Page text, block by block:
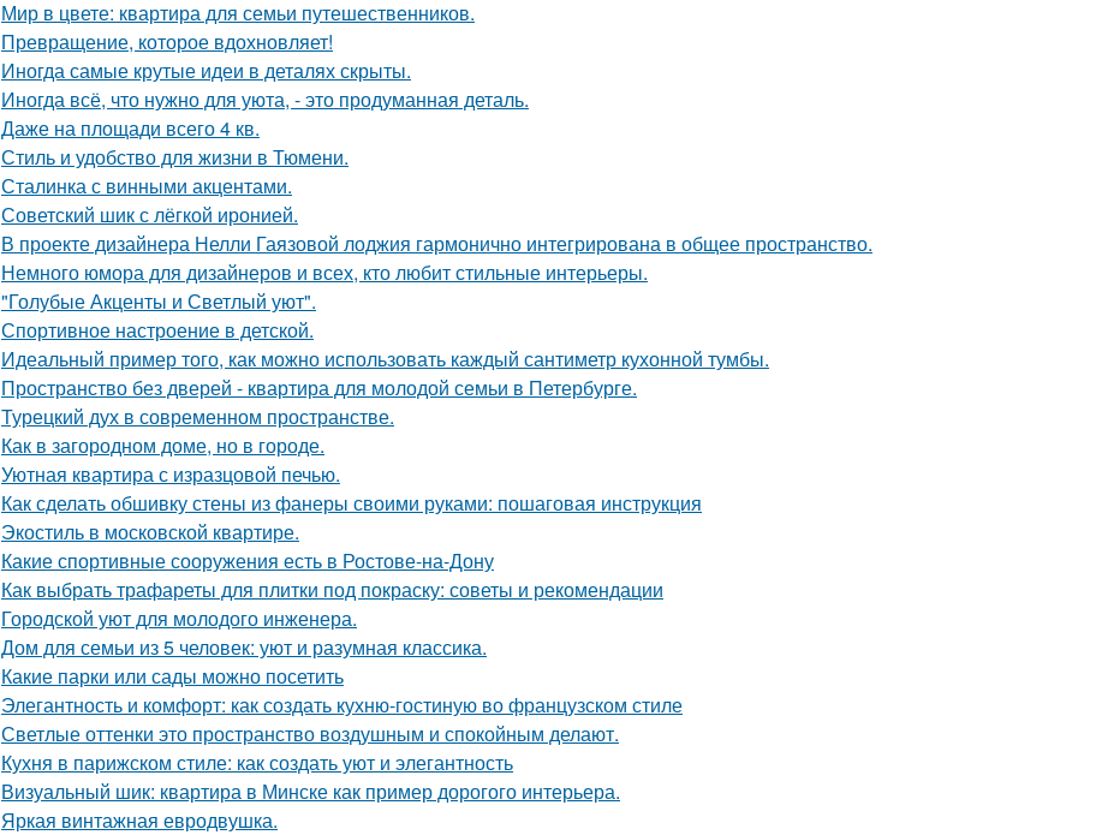
Мир в цвете: квартира для семьи путешественников.
Превращение, которое вдохновляет!
Иногда самые крутые идеи в деталях скрыты.
Иногда всё, что нужно для уюта, - это продуманная деталь.
Даже на площади всего 4 кв.
Стиль и удобство для жизни в Тюмени.
Сталинка с винными акцентами.
Советский шик с лёгкой иронией.
В проекте дизайнера Нелли Гаязовой лоджия гармонично интегрирована в общее пространство.
Немного юмора для дизайнеров и всех, кто любит стильные интерьеры.
"Голубые Акценты и Светлый уют".
Спортивное настроение в детской.
Идеальный пример того, как можно использовать каждый сантиметр кухонной тумбы.
Пространство без дверей - квартира для молодой семьи в Петербурге.
Турецкий дух в современном пространстве.
Как в загородном доме, но в городе.
Уютная квартира с изразцовой печью.
Как сделать обшивку стены из фанеры своими руками: пошаговая инструкция
Экостиль в московской квартире.
Какие спортивные сооружения есть в Ростове-на-Дону
Как выбрать трафареты для плитки под покраску: советы и рекомендации
Городской уют для молодого инженера.
Дом для семьи из 5 человек: уют и разумная классика.
Какие парки или сады можно посетить
Элегантность и комфорт: как создать кухню-гостиную во французском стиле
Светлые оттенки это пространство воздушным и спокойным делают.
Кухня в парижском стиле: как создать уют и элегантность
Визуальный шик: квартира в Минске как пример дорогого интерьера.
Яркая винтажная евродвушка.